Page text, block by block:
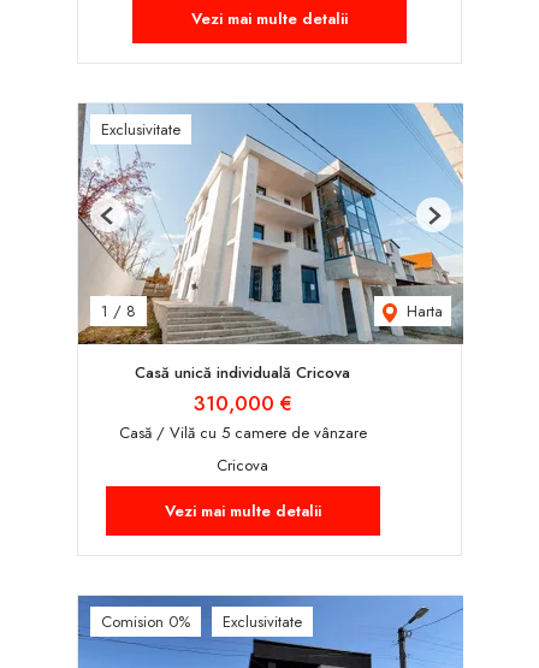
Vezi mai multe detalii
Exclusivitate
1 / 8 Harta
Previous Next
Casă unică individuală Cricova
310,000 €
Casă / Vilă cu 5 camere de vânzare
Cricova
Vezi mai multe detalii
Comision 0% Exclusivitate